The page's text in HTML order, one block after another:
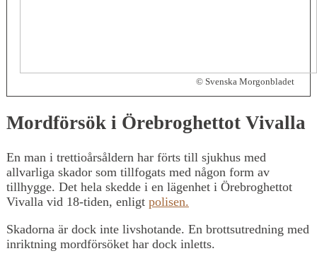
© Svenska Morgonbladet
Mordförsök i Örebroghettot Vivalla
En man i trettioårsåldern har förts till sjukhus med
allvarliga skador som tillfogats med någon form av
tillhygge. Det hela skedde i en lägenhet i Örebroghettot
Vivalla vid 18-tiden, enligt polisen.
Skadorna är dock inte livshotande. En brottsutredning med
inriktning mordförsöket har dock inletts.